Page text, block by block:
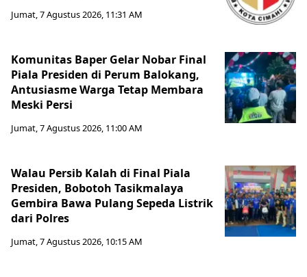
Jumat, 7 Agustus 2026, 11:31 AM
Komunitas Baper Gelar Nobar Final
Piala Presiden di Perum Balokang,
Antusiasme Warga Tetap Membara
Meski Persi
Jumat, 7 Agustus 2026, 11:00 AM
Walau Persib Kalah di Final Piala
Presiden, Bobotoh Tasikmalaya
Gembira Bawa Pulang Sepeda Listrik
dari Polres
Jumat, 7 Agustus 2026, 10:15 AM